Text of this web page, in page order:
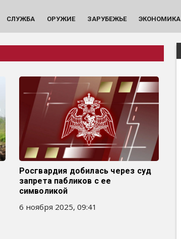
СЛУЖБА ОРУЖИЕ ЗАРУБЕЖЬЕ ЭКОНОМИКА
Росгвардия добилась через суд
запрета пабликов с ее
символикой
6 ноября 2025, 09:41